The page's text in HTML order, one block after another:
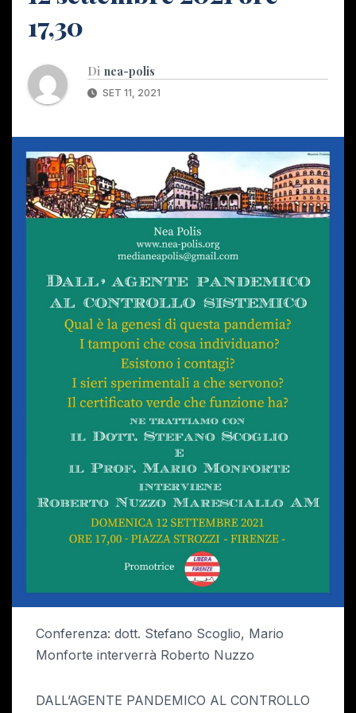
17,30
Di nea-polis
SET 11, 2021
Conferenza: dott. Stefano Scoglio, Mario
Monforte interverrà Roberto Nuzzo
DALL’AGENTE PANDEMICO AL CONTROLLO